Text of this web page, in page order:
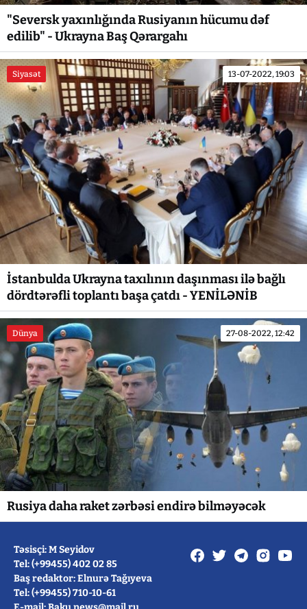
"Seversk yaxınlığında Rusiyanın hücumu dəf
edilib" - Ukrayna Baş Qərargahı
Siyasət 13-07-2022, 19:03
İstanbulda Ukrayna taxılının daşınması ilə bağlı
dördtərəfli toplantı başa çatdı - YENİLƏNİB
Dünya 27-08-2022, 12:42
Rusiya daha raket zərbəsi endirə bilməyəcək
Təsisçi: M Seyidov
Tel: (+99455) 402 02 85
Baş redaktor: Elnurə Tağıyeva
Tel: (+99455) 710-10-61